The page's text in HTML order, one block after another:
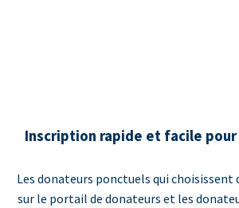
Inscription rapide et facile
Les donateurs ponctuels qui choisissent
sur le portail de donateurs et les